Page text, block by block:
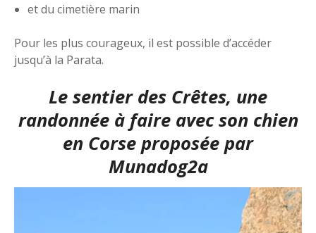
et du cimetière marin
Pour les plus courageux, il est possible d’accéder
jusqu’à la Parata.
Le sentier des Crêtes, une
randonnée à faire avec son chien
en Corse proposée par
Munadog2a